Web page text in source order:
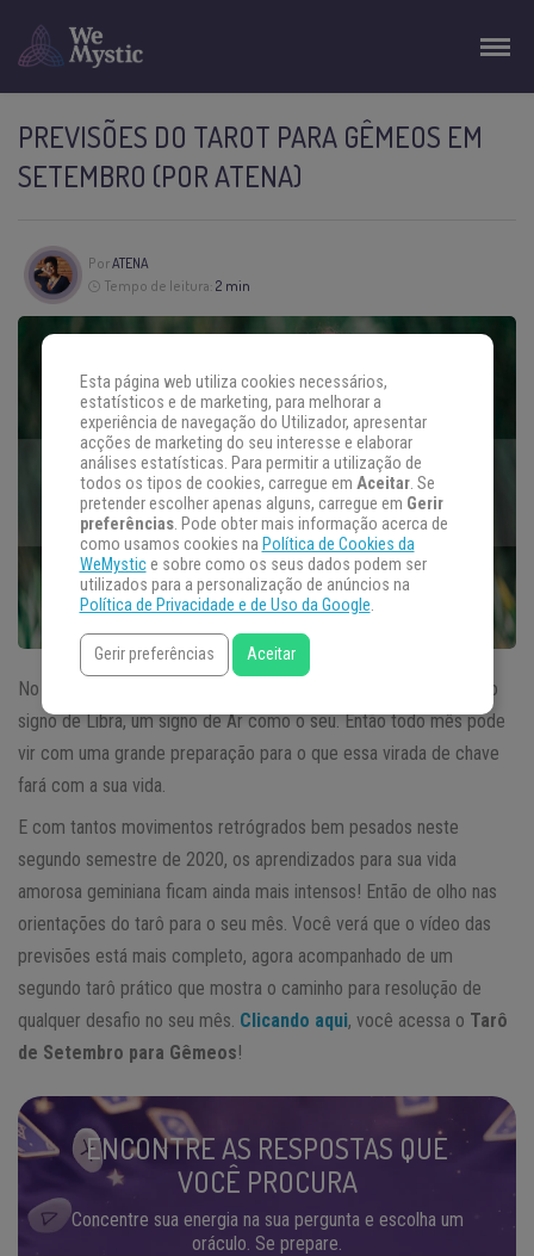
PREVISÕES DO TAROT PARA GÊMEOS EM
SETEMBRO (POR ATENA)
PorATENA
Tempo de leitura: 2 min
No dia 20 de Setembro, o Sol sai do signo de Virgem e ilumina o
signo de Libra, um signo de Ar como o seu. Então todo mês pode
vir com uma grande preparação para o que essa virada de chave
fará com a sua vida.
E com tantos movimentos retrógrados bem pesados neste
segundo semestre de 2020, os aprendizados para sua vida
amorosa geminiana ficam ainda mais intensos! Então de olho nas
orientações do tarô para o seu mês. Você verá que o vídeo das
previsões está mais completo, agora acompanhado de um
segundo tarô prático que mostra o caminho para resolução de
qualquer desafio no seu mês. Clicando aqui, você acessa o Tarô
de Setembro para Gêmeos!
ENCONTRE AS RESPOSTAS QUE
VOCÊ PROCURA
Concentre sua energia na sua pergunta e escolha um
oráculo. Se prepare.
Esta página web utiliza cookies necessários,
estatísticos e de marketing, para melhorar a
experiência de navegação do Utilizador, apresentar
acções de marketing do seu interesse e elaborar
análises estatísticas. Para permitir a utilização de
todos os tipos de cookies, carregue em Aceitar. Se
pretender escolher apenas alguns, carregue em Gerir
preferências. Pode obter mais informação acerca de
como usamos cookies na Política de Cookies da
WeMystice sobre como os seus dados podem ser
utilizados para a personalização de anúncios na
Política de Privacidade e de Uso da Google.
Gerir preferências Aceitar